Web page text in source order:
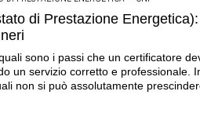
di Prestazione
sono i passi che un certificatore
un servizio corretto e professionale.
non si può assolutamente